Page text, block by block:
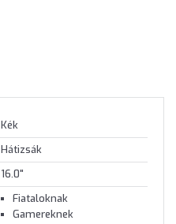
Kék
Hátizsák
16.0"
Fiataloknak
Gamereknek